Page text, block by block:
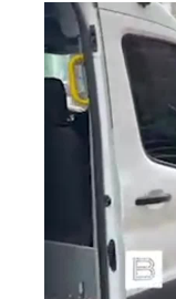
38